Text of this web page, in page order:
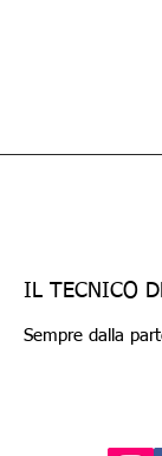
IL TECNICO
Sempre dalla